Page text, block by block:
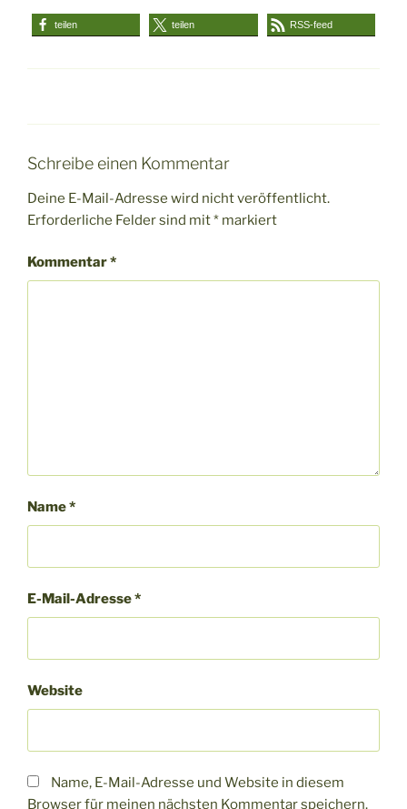
teilen teilen RSS-feed
Schreibe einen Kommentar
Deine E-Mail-Adresse wird nicht veröffentlicht.
Erforderliche Felder sind mit* markiert
Kommentar*
Name*
E-Mail-Adresse*
Website
Name, E-Mail-Adresse und Website in diesem
Browser für meinen nächsten Kommentar speichern.